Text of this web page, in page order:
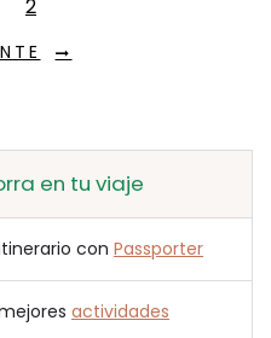
2
en tu viaje
con Passporter
actividades